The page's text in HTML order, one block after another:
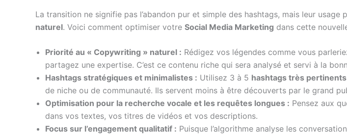
La transition ne signifie pas l’abandon pur et simple des hashtags, mais leur
naturel. Voici comment optimiser votre Social Media Marketing dans cette
Priorité au « Copywriting » naturel : Rédigez vos légendes comme vous
partagez une expertise. C’est ce contenu riche qui sera analysé et servi à la
Hashtags stratégiques et minimalistes : Utilisez 3 à 5 hashtags très pertinents
de niche ou de communauté. Ils servent moins à être découverts par le grand
Optimisation pour la recherche vocale et les requêtes longues : Pensez aux
dans vos textes, vos titres de vidéos et vos descriptions.
Focus sur l’engagement qualitatif : Puisque l’algorithme analyse les